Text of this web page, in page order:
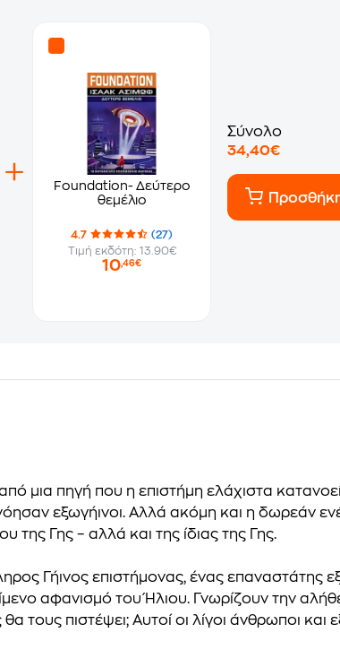
Foundation- Δεύτερο
θεμέλιο
4.7
(27)
Τιμή εκδότη: 13.90€
10,46€
Σύνολο
34,40€
μια πηγή που η επιστήμη ελάχιστα
εξωγήινοι. Αλλά ακόμη και η δωρεάν
Γης – αλλά και της ίδιας της Γης.
Γήινος επιστήμονας, ένας επαναστάτης
αφανισμό του Ήλιου. Γνωρίζουν την
πιστέψει; Αυτοί οι λίγοι άνθρωποι και